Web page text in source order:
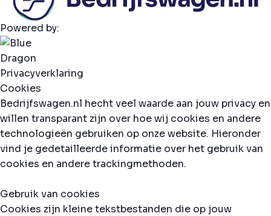
Powered by:
Privacyverklaring
Cookies
Bedrijfswagen.nl hecht veel waarde aan jouw privacy en
willen transparant zijn over hoe wij cookies en andere
technologieën gebruiken op onze website. Hieronder
vind je gedetailleerde informatie over het gebruik van
cookies en andere trackingmethoden.
Gebruik van cookies
Cookies zijn kleine tekstbestanden die op jouw